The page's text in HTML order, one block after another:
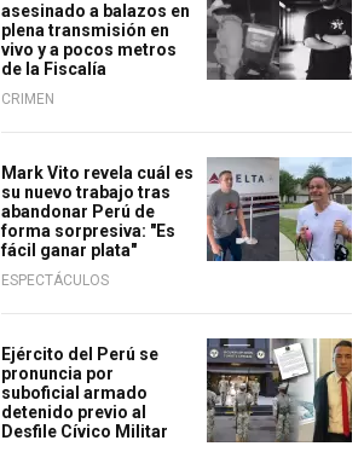
asesinado a balazos en
plena transmisión en
vivo y a pocos metros
de la Fiscalía
CRIMEN
Mark Vito revela cuál es
su nuevo trabajo tras
abandonar Perú de
forma sorpresiva: "Es
fácil ganar plata"
ESPECTÁCULOS
Ejército del Perú se
pronuncia por
suboficial armado
detenido previo al
Desfile Cívico Militar